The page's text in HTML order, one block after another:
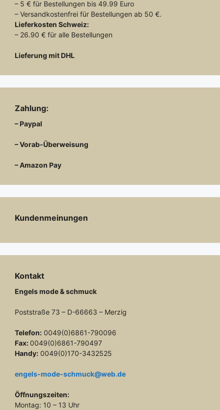
– 5 € für Bestellungen bis 49.99 Euro
– Versandkostenfrei für Bestellungen ab 50 €.
Lieferkosten Schweiz:
– 26.90 € für alle Bestellungen
Lieferung mit DHL
Zahlung:
– Paypal
– Vorab-Überweisung
– Amazon Pay
Kundenmeinungen
Kontakt
Engels mode & schmuck
Poststraße 73 – D-66663 – Merzig
Telefon: 0049(0)6861-790096
Fax: 0049(0)6861-790497
Handy: 0049(0)170-3432525
engels-mode-schmuck@web.de
Öffnungszeiten:
Montag: 10 – 13 Uhr